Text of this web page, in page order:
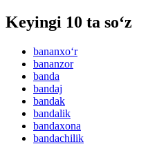
Keyingi 10 ta so‘z
bananxo‘r
bananzor
banda
bandaj
bandak
bandalik
bandaxona
bandachilik